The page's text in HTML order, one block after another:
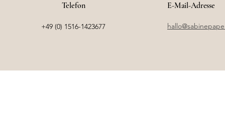
Telefon
+49 (0) 1516-1423677
E-Mail-Adresse